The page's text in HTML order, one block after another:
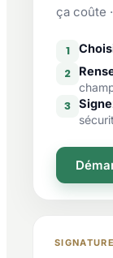
ça coûte
1
2
3
SIGNATURE